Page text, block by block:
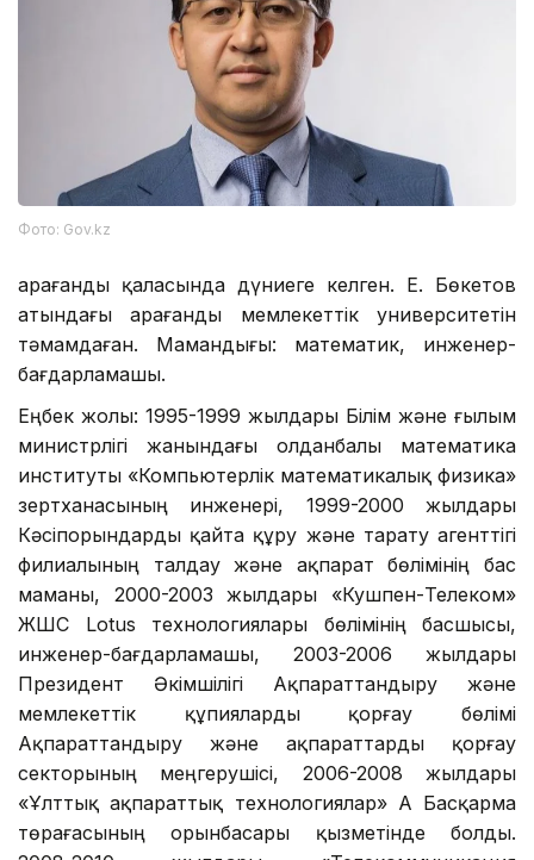
Фото: Gov.kz
Қарағанды қаласында дүниеге келген. Е. Бөкетов
атындағы Қарағанды мемлекеттік университетін
тәмамдаған. Мамандығы: математик, инженер-
бағдарламашы.
Еңбек жолы: 1995-1999 жылдары Білім және ғылым
министрлігі жанындағы Қолданбалы математика
институты «Компьютерлік математикалық физика»
зертханасының инженері, 1999-2000 жылдары
Кәсіпорындарды қайта құру және тарату агенттігі
филиалының талдау және ақпарат бөлімінің бас
маманы, 2000-2003 жылдары «Кушпен-Телеком»
ЖШС Lotus технологиялары бөлімінің басшысы,
инженер-бағдарламашы, 2003-2006 жылдары
Президент Әкімшілігі Ақпараттандыру және
мемлекеттік құпияларды қорғау бөлімі
Ақпараттандыру және ақпараттарды қорғау
секторының меңгерушісі, 2006-2008 жылдары
«Ұлттық ақпараттық технологиялар» АҚ Басқарма
төрағасының орынбасары қызметінде болды.